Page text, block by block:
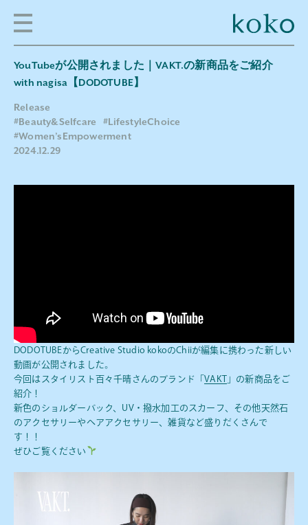
YouTubeが公開されました｜VAKT.の新商品をご紹介
with nagisa【DODOTUBE】
Release
#Beauty&Selfcare
#LifestyleChoice
#Women’sEmpowerment
2024.12.29
DODOTUBEからCreative Studio kokoのChiiが編集に携わった新しい
動画が公開されました。
今回はスタイリスト百々千晴さんのブランド「VAKT 」の新商品をご
紹介！
新色のショルダーバック、UV・撥水加工のスカーフ、その他天然石
のアクセサリーやヘアアクセサリー、雑貨など盛りだくさんで
す！！
ぜひご覧ください